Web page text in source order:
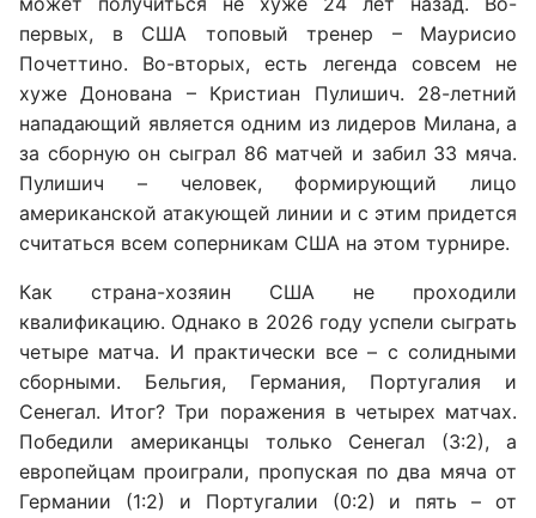
первых, в США топовый тренер – Маурисио
Почеттино. Во-вторых, есть легенда совсем не
хуже Донована – Кристиан Пулишич. 28-летний
нападающий является одним из лидеров Милана, а
за сборную он сыграл 86 матчей и забил 33 мяча.
Пулишич – человек, формирующий лицо
американской атакующей линии и с этим придется
считаться всем соперникам США на этом турнире.
Как страна-хозяин США не проходили
квалификацию. Однако в 2026 году успели сыграть
четыре матча. И практически все – с солидными
сборными. Бельгия, Германия, Португалия и
Сенегал. Итог? Три поражения в четырех матчах.
Победили американцы только Сенегал (3:2), а
европейцам проиграли, пропуская по два мяча от
Германии (1:2) и Португалии (0:2) и пять – от